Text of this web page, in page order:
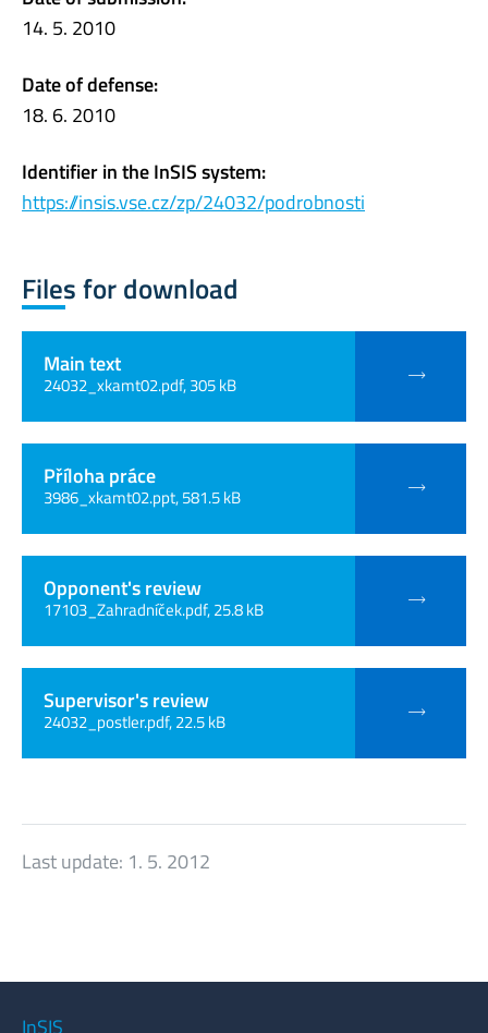
14. 5. 2010
Date of defense:
18. 6. 2010
Identifier in the InSIS system:
https://insis.vse.cz/zp/24032/podrobnosti
Files for download
Main text
24032_xkamt02.pdf, 305 kB
Příloha práce
3986_xkamt02.ppt, 581.5 kB
Opponent's review
17103_Zahradníček.pdf, 25.8 kB
Supervisor's review
24032_postler.pdf, 22.5 kB
Last update: 1. 5. 2012